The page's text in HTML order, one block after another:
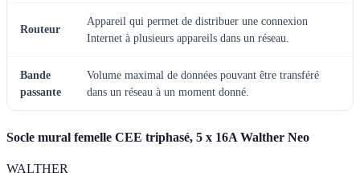
Routeur
Appareil qui permet de distribuer une connexion
Internet à plusieurs appareils dans un réseau.
Bande
passante
Volume maximal de données pouvant être transféré
dans un réseau à un moment donné.
Socle mural femelle CEE triphasé, 5 x 16A Walther Neo
WALTHER